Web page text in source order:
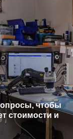
чтобы
стоимости и